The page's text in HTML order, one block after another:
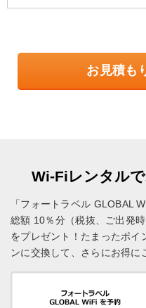
お見積も
Wi-Fiレンタル
「フォートラベル GLOBAL
総額 10％分（税抜、ご出発
をプレゼント！ たまったポイ
ンに交換して、さらにお得に